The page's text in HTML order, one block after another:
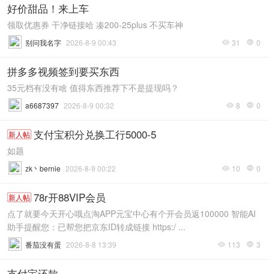
好价甜品！来上车
领取优惠券 干净链接哈 凑200-25plus 不买车神
 31  0
别问我名字 2026-8-9 00:43
拼多多视频签到要买东西
35元档有没有啥 值得东西推荐下不是提现吗？
 8  0
a6687397 2026-8-9 00:32
新人帖 支付宝积分兑换工行5000-5
如题
 10  0
zk丶bernie 2026-8-9 00:22
新人帖 78r开88VIP会员
点了就要今天开心哦点淘APP元宝中心有个开会员返100000 智能AI
助手提醒您：已帮您把京东ID转成链接 https:/ ...
 113  3
番茄没有蛋 2026-8-8 13:39